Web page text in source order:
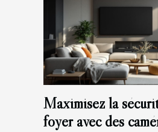
Maximisez la
foyer avec des